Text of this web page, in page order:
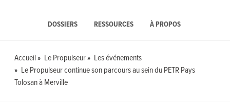
DOSSIERS RESSOURCES À PROPOS
Accueil Le Propulseur
Les événements
Le Propulseur continue son parcours au sein du PETR Pays
Tolosan à Merville